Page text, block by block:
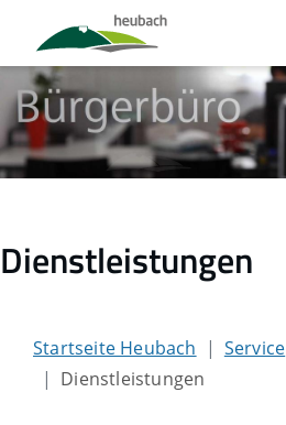
Dienstleistungen
Startseite Heubach Service
Dienstleistungen